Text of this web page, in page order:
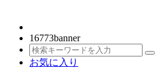
16773banner
お気に入り